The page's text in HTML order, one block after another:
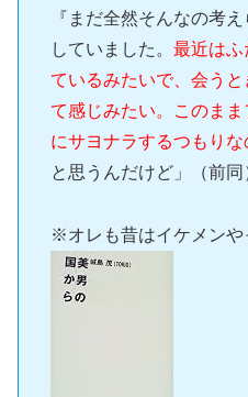
『まだ全然そんなの考
していました。 最近はふ
ているみたいで、会う
て感じみたい。このま
にサヨナラするつもりな
と思うんだけど」（前同
※オレも昔はイケメン